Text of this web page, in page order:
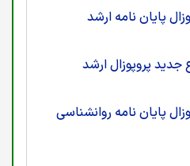
پایان نامه ارشد
پروپوزال ارشد
پایان نامه روانشناسی